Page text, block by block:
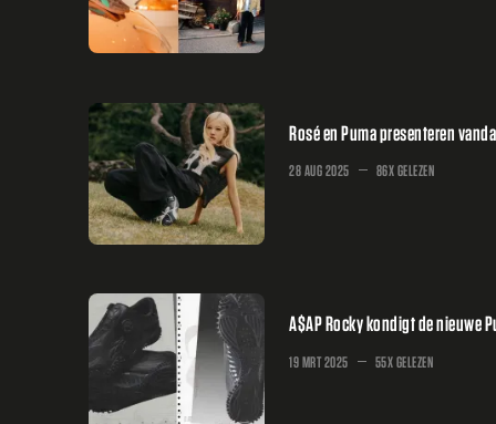
Rosé en Puma presenteren
28 AUG 2025 86X GELEZEN
A$AP Rocky kondigt de nieuwe
19 MRT 2025 55X GELEZEN